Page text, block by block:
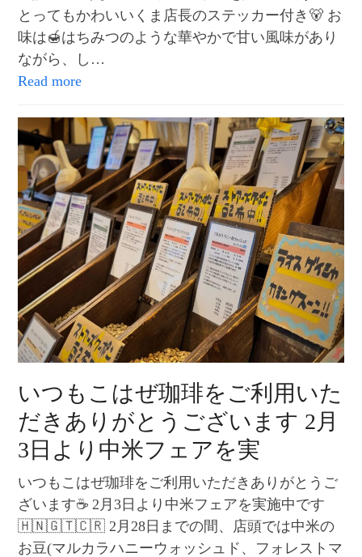
とってもかわいいくま店長のステッカー付き🐻 お
味は🍯はちみつのような華やかで甘い風味があり
ながら、し…
Read more
いつもこはぜ珈琲をご利用いた
だきありがとうございます 2月
3日より中米フェアを実
いつもこはぜ珈琲をご利用いただきありがとうご
ざいます☕️ 2月3日より中米フェアを実施中です
🇭🇳🇬🇹🇨🇷 2月28日までの間、店頭では中米の
お豆(マルカラハニーウォッシュド、フォレストマ